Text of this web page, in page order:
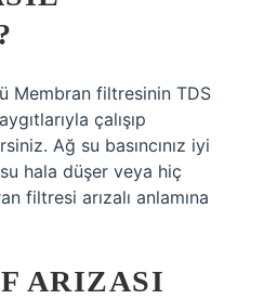
Membran filtresinin TDS
çalışıp
Ağ su basıncınız iyi
hala düşer veya hiç
filtresi arızalı anlamına
ARIZASI